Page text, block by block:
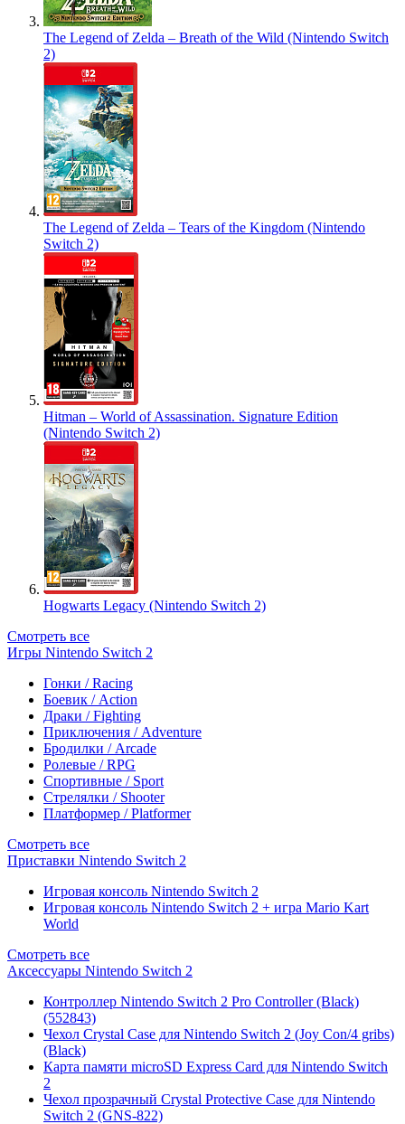
The Legend of Zelda – Breath of the Wild (Nintendo Switch
2)
The Legend of Zelda – Tears of the Kingdom (Nintendo
Switch 2)
Hitman – World of Assassination. Signature Edition
(Nintendo Switch 2)
Hogwarts Legacy (Nintendo Switch 2)
Смотреть все
Игры Nintendo Switch 2
Гонки / Racing
Боевик / Action
Драки / Fighting
Приключения / Adventure
Бродилки / Arcade
Ролевые / RPG
Спортивные / Sport
Стрелялки / Shooter
Платформер / Platformer
Смотреть все
Приставки Nintendo Switch 2
Игровая консоль Nintendo Switch 2
Игровая консоль Nintendo Switch 2 + игра Mario Kart
World
Смотреть все
Аксессуары Nintendo Switch 2
Контроллер Nintendo Switch 2 Pro Controller (Black)
(552843)
Чехол Сrystal Сase для Nintendo Switch 2 (Joy Con/4 gribs)
(Black)
Карта памяти microSD Express Card для Nintendo Switch
2
Чехол прозрачный Crystal Protective Case для Nintendo
Switch 2 (GNS-822)